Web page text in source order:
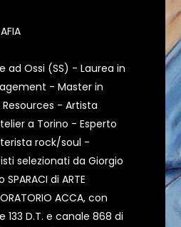
ad Ossi (SS) - Laurea in
- Master in
- Artista
a Torino - Esperto
rock/soul -
selezionati da Giorgio
SPARACI di ARTE
ACCA, con
133 D.T. e canale 868 di